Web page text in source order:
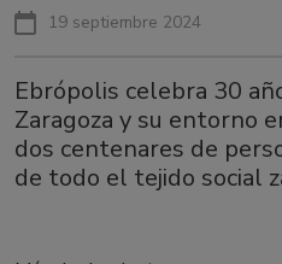
19 septiembre 2024
Ebrópolis celebra 30
Zaragoza y su entorno
dos centenares de
de todo el tejido social